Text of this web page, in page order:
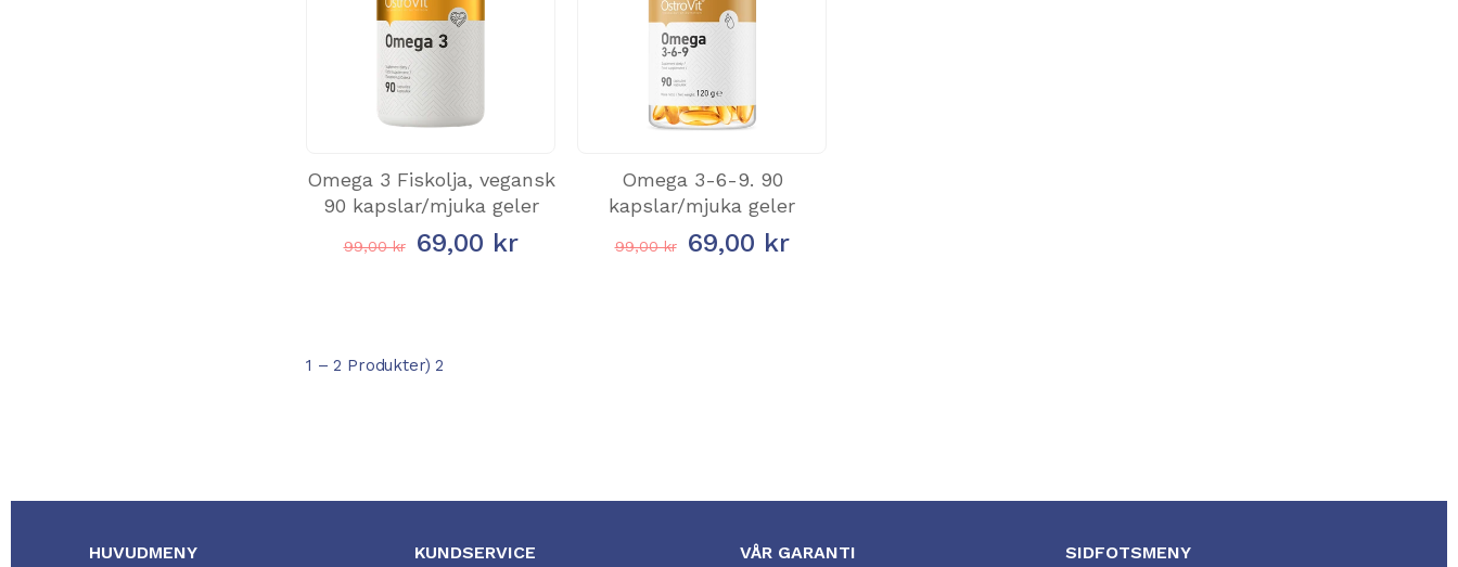
Omega 3 Fiskolja, vegansk
90 kapslar/mjuka geler
99,00 kr 69,00 kr
Omega 3-6-9. 90
kapslar/mjuka geler
99,00 kr 69,00 kr
1 – 2 Produkter) 2
HUVUDMENY KUNDSERVICE VÅR GARANTI SIDFOTSMENY